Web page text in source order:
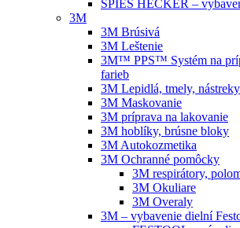
SPIES HECKER –
3M
3M Brúsivá
3M Leštenie
3M™ PPS™ Systém na
farieb
3M Lepidlá, tmely, nástreky
3M Maskovanie
3M príprava na lakovanie
3M hoblíky, brúsne bloky
3M Autokozmetika
3M Ochranné pomôcky
3M respirátory,
3M Okuliare
3M Overaly
3M – vybavenie dielní